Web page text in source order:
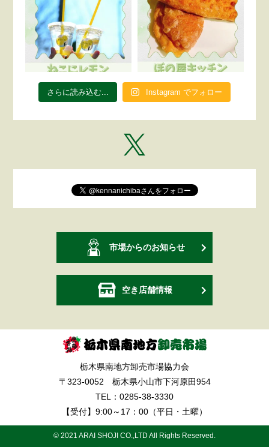
さらに読み込む... Instagram でフォロー
市場からのお知らせ
空き店舗情報
栃木県南地方卸売市場協力会
〒323-0052 栃木県小山市下河原田954
TEL： 0285-38-3330
【受付】9:00～17：00（平日・土曜）
© 2021 ARAI SHOJI CO.,LTD All Rights Reserved.